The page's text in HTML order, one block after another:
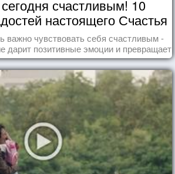
счастливым! 10
настоящего Счастья
важно чувствовать себя счастливым -
дарит позитивные эмоции и превращает
в маленький праздник.